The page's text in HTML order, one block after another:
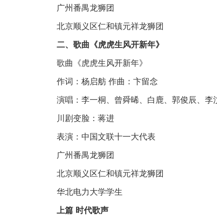
广州番禺龙狮团
北京顺义区仁和镇元祥龙狮团
二、歌曲《虎虎生风开新年》
歌曲《虎虎生风开新年》
作词：杨启舫 作曲：卞留念
演唱：李一桐、曾舜晞、白鹿、郭俊辰、李
川剧变脸：蒋进
表演：中国文联十一大代表
广州番禺龙狮团
北京顺义区仁和镇元祥龙狮团
华北电力大学学生
上篇 时代歌声